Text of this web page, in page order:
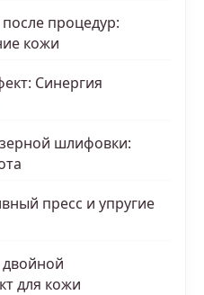
процедур:
кожи
Синергия
шлифовки:
пресс и упругие
двойной
для кожи